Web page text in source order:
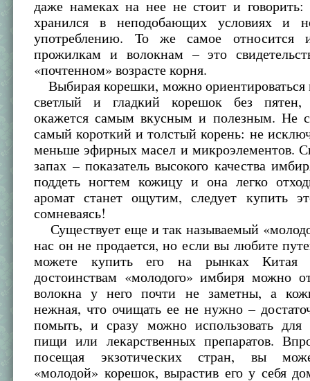
даже намеках на нее не стоит и говорить:
хранился в неподобающих условиях и
употреблению. То же самое
прожилкам и волокнам – это
«почтенном» возрасте корня.
Выбирая корешки, можно ориентироваться
светлый и гладкий корешок без пятен,
окажется самым вкусным и полезным. Не
самый короткий и толстый корень: не
меньше эфирных масел и микроэлементов.
запах – показатель высокого качества
поддеть ногтем кожицу и она легко
аромат станет ощутим, следует купить
сомневаясь!
Существует еще и так называемый
нас он не продается, но если вы любите
можете купить его на рынках
достоинствам «молодого» имбиря можно
волокна у него почти не заметны, а
нежная, что очищать ее не нужно –
помыть, и сразу можно использовать для
пищи или лекарственных препаратов.
посещая экзотических стран, вы
«молодой» корешок, вырастив его у себя